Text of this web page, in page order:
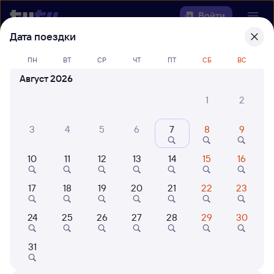
Войти
Выберите день, чтобы найтиж/д
билеты Кайсацкая — Аткарск
42 млн путешествуют с
Дата поездки
ПН ВТ СР ЧТ ПТ СБ ВС
Август 2026
1
2
3 4 5 6 7 8 9
10 11 12 13 14 15 16
17 18 19 20 21 22 23
24 25 26 27 28 29 30
31